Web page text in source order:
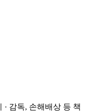
감독, 손해배상 등 책